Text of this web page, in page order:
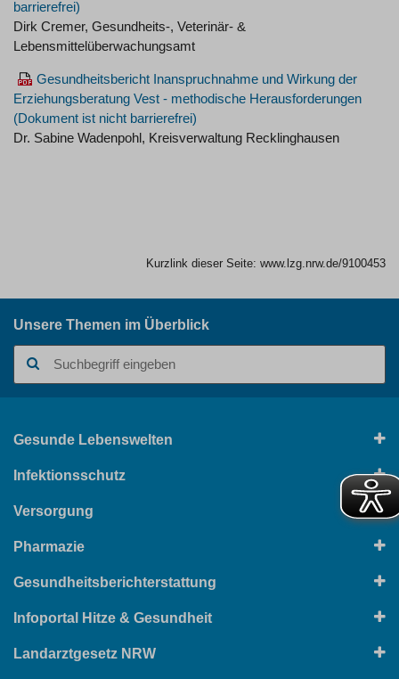
Dirk Cremer, Gesundheits-, Veterinär- &
Lebensmittelüberwachungsamt
Gesundheitsbericht Inanspruchnahme und Wirkung der
Erziehungsberatung Vest - methodische Herausforderungen
Dr. Sabine Wadenpohl, Kreisverwaltung Recklinghausen
Kurzlink dieser Seite: www.lzg.nrw.de/9100453
Unsere Themen im Überblick
Gesunde Lebenswelten
Infektionsschutz
Versorgung
Pharmazie
Gesundheitsberichterstattung
Infoportal Hitze & Gesundheit
Landarztgesetz NRW